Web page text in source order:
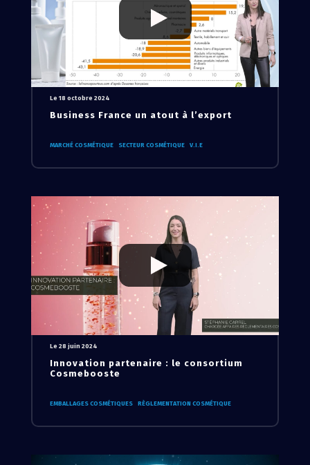
Le 18 octobre 2024
Business France un atout à l’export
MARCHÉ COSMÉTIQUE SECTEUR COSMÉTIQUE V.I.E
Le 28 juin 2024
Innovation partenaire : le consortium
Cosmebooste
EMBALLAGES COSMÉTIQUES RÈGLEMENTATION COSMÉTIQUE